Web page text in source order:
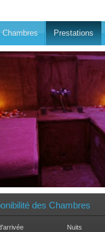
Chambres Prestations
des Chambres
Nuits